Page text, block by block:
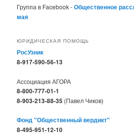
Группа в Facebook -Общественное
мая
ЮРИДИЧЕСКАЯ ПОМОЩЬ
РосУзник
8-917-590-56-13
Ассоциация АГОРА
8-800-777-01-1
8-903-213-88-35 (Павел Чиков)
Фонд "Общественный вердикт"
8-495-951-12-10